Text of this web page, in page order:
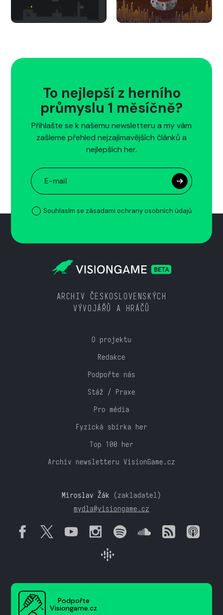
To nejlepší z herního
průmyslu 1 měsíčně?
Přihlašte se k našemu newsletteru a my vám
zašleme přehled nejzajímavějších článků a
nejlepších her.
Souhlasím se zásadami ochrany osobních údajů
ARCHIV ČESKOSLOVENSKÝCH
VÝVOJÁŘŮ A HRÁČŮ
O projektu
Redakce
Podpořte nás
Stáž / Praxe
Pro média
Fyzická sbírka her
Top 100 her
Archiv newsletteru VisionGame.cz
Miroslav Žák (zakladatel)
mydla@visiongame.cz
Podpořte
Visiongame.cz